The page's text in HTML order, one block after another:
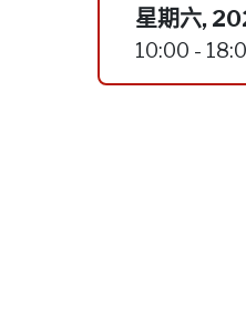
星期六,
10:00 -